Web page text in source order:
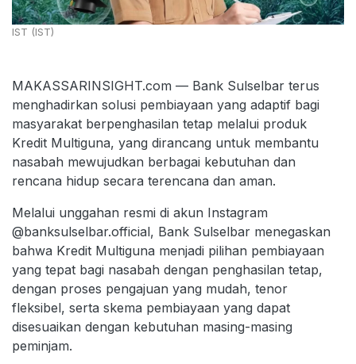
IST (IST)
MAKASSARINSIGHT.com — Bank Sulselbar terus
menghadirkan solusi pembiayaan yang adaptif bagi
masyarakat berpenghasilan tetap melalui produk
Kredit Multiguna, yang dirancang untuk membantu
nasabah mewujudkan berbagai kebutuhan dan
rencana hidup secara terencana dan aman.
Melalui unggahan resmi di akun Instagram
@banksulselbar.official, Bank Sulselbar menegaskan
bahwa Kredit Multiguna menjadi pilihan pembiayaan
yang tepat bagi nasabah dengan penghasilan tetap,
dengan proses pengajuan yang mudah, tenor
fleksibel, serta skema pembiayaan yang dapat
disesuaikan dengan kebutuhan masing-masing
peminjam.